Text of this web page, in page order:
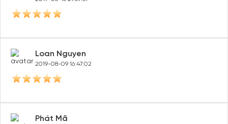
Loan Nguyen
2019-08-09 16:47:02
Phát Mã